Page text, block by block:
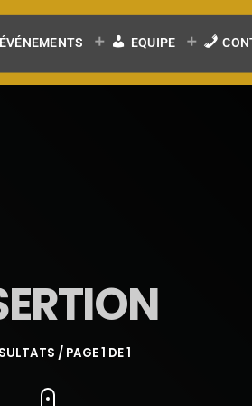
ÉVÉNEMENTS EQUIPE
/ PAGE 1 DE 1